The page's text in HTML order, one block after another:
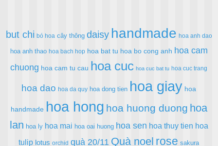
but chi bó hoa cây thông daisy handmade hoa anh dao
hoa anh thao hoa bach hop hoa bat tu hoa bo cong anh hoa cam
chuong hoa cam tu cau hoa cuc hoa cuc bat tu hoa cuc trang
hoa dao hoa da quy hoa dong tien hoa giay hoa
handmade hoa hong hoa huong duong hoa
lan hoa ly hoa mai hoa oai huong hoa sen hoa thuy tien hoa
tulip lotus orchid quà 20/11 Quà noel rose sakura